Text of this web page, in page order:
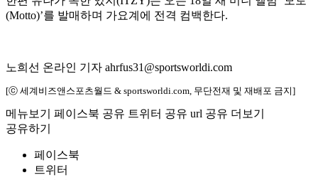
(Motto)’를 발매하며 가요계에 전격 컴백한다.
노희선 온라인 기자 ahrfus31@sportsworldi.com
[ⓒ 세계비즈앤스포츠월드 & sportsworldi.com, 무단전재 및 재배포 금지]
메뉴보기 페이스북 공유 트위터 공유 url 공유 더보기
공유하기
페이스북
트위터